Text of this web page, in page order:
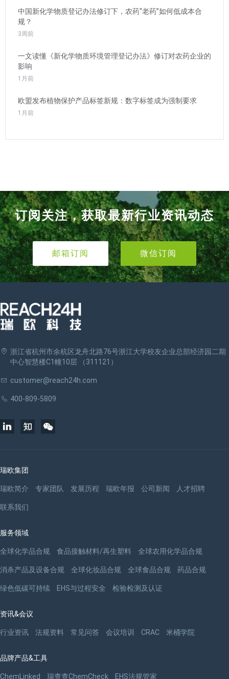
中国新化学物质登记办法修订下，农药“老药”如何低成本合
规？
3周前
一文读懂《新化学物质环境管理登记办法》修订对农药企业的
影响
1月前
欧盟发布植物保护产品标签新规：数字标签成为强制要求
1月前
订阅关注，获取最新行业资讯动态
邮箱订阅 微信订阅
浙江省杭州市余杭区龙舟北路76号浙江大学校友企业总部经济园二期
中心智慧楼C1幢10层 （311121）
customer@reach24h.com
400-809-5809
瑞欧集团
瑞欧简介 专家团队 发展历程 瑞欧年报 公司新闻 人才招聘
联系我们
服务领域
全球化学品合规 食品接触材料/再生塑料 全球农用化学品合规
消杀产品及设备合规 全球化妆品合规 全球食品合规 药品合规
绿色低碳可持续 EHS与过程安全 检验检测及认证
资讯&会议
行业资讯 法规资料 常见问答 会议培训 CRAC 米桶学院
品牌产品&工具
ChemLinked 瑞查查ChemCheck EHS法规管家